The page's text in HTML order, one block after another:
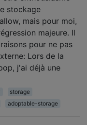
stockage
mais pour moi,
majeure. Il
pour ne pas
Lors de la
j'ai déjà une
storage
adoptable-storage